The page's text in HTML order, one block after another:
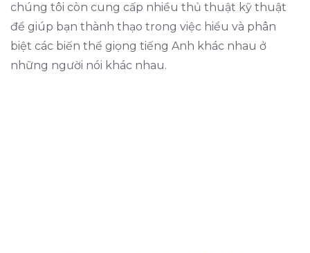
chúng tôi còn cung cấp nhiều thủ thuật kỹ thuật
để giúp bạn thành thạo trong việc hiểu và phân
biệt các biến thể giọng tiếng Anh khác nhau ở
những người nói khác nhau.